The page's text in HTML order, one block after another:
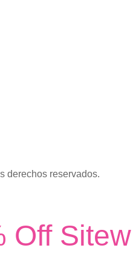
derechos reservados.
Off